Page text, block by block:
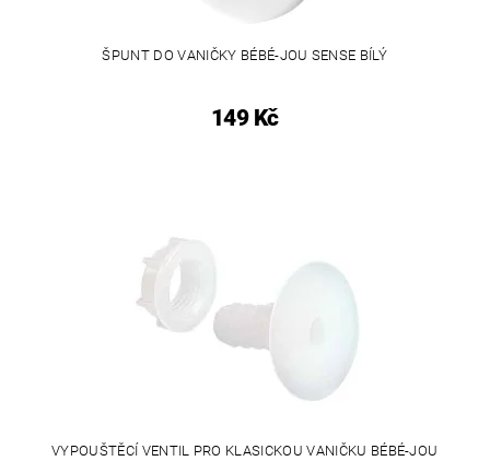
ŠPUNT DO VANIČKY BÉBÉ-JOU SENSE BÍLÝ
149 Kč
VYPOUŠTĚCÍ VENTIL PRO KLASICKOU VANIČKU BÉBÉ-JOU